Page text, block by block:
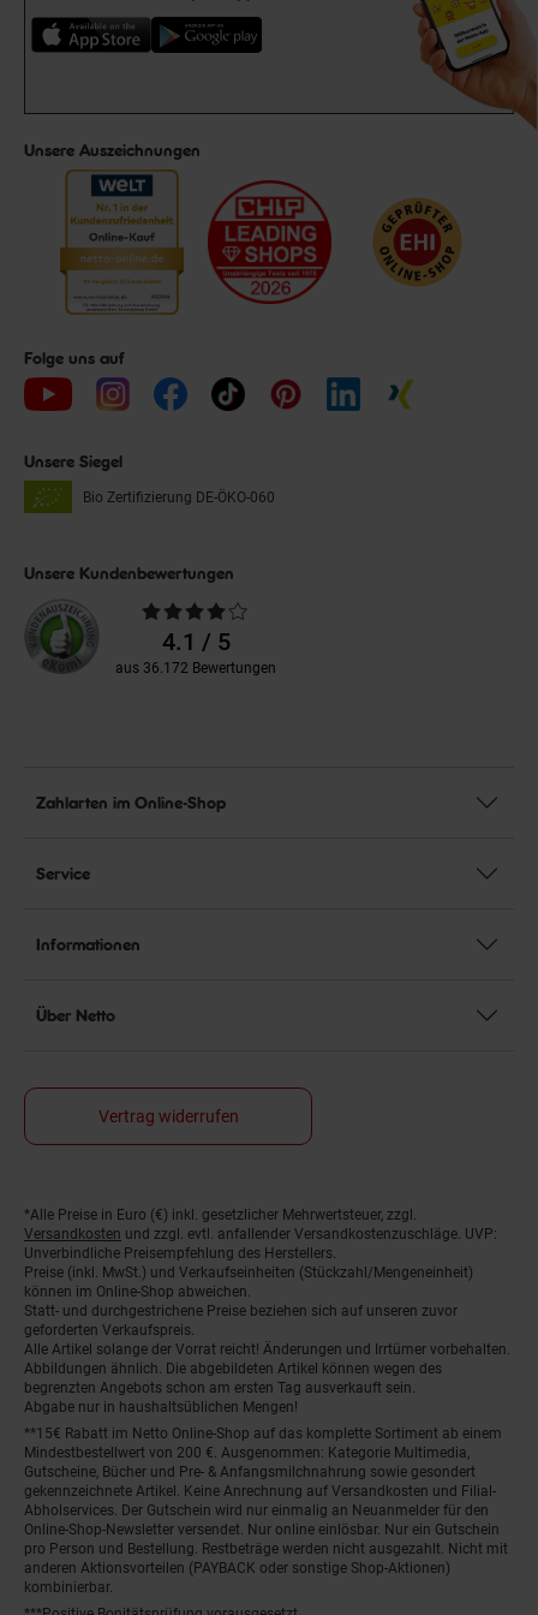
Unsere Auszeichnungen
Folge uns auf
Unsere Siegel
Bio Zertifizierung DE-ÖKO-060
Unsere Kundenbewertungen
Durchschnittliche
Bewertungen4.1 / 5
aus 36.172 Bewertungen
Zahlarten im Online-Shop
Service
Informationen
Über Netto
Vertrag widerrufen
Fußnoten
*Alle Preise in Euro (€) inkl. gesetzlicher Mehrwertsteuer, zzgl.
Versandkosten und zzgl. evtl. anfallender Versandkostenzuschläge. UVP:
Unverbindliche Preisempfehlung des Herstellers.
Preise (inkl. MwSt.) und Verkaufseinheiten (Stückzahl/Mengeneinheit)
können im Online-Shop abweichen.
Statt- und durchgestrichene Preise beziehen sich auf unseren zuvor
geforderten Verkaufspreis.
Alle Artikel solange der Vorrat reicht! Änderungen und Irrtümer vorbehalten.
Abbildungen ähnlich. Die abgebildeten Artikel können wegen des
begrenzten Angebots schon am ersten Tag ausverkauft sein.
Abgabe nur in haushaltsüblichen Mengen!
**15€ Rabatt im Netto Online-Shop auf das komplette Sortiment ab einem
Mindestbestellwert von 200 €. Ausgenommen: Kategorie Multimedia,
Gutscheine, Bücher und Pre- & Anfangsmilchnahrung sowie gesondert
gekennzeichnete Artikel. Keine Anrechnung auf Versandkosten und Filial-
Abholservices. Der Gutschein wird nur einmalig an Neuanmelder für den
Online-Shop-Newsletter versendet. Nur online einlösbar. Nur ein Gutschein
pro Person und Bestellung. Restbeträge werden nicht ausgezahlt. Nicht mit
anderen Aktionsvorteilen (PAYBACK oder sonstige Shop-Aktionen)
kombinierbar.